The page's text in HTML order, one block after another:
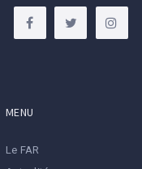
MENU
Le FAR